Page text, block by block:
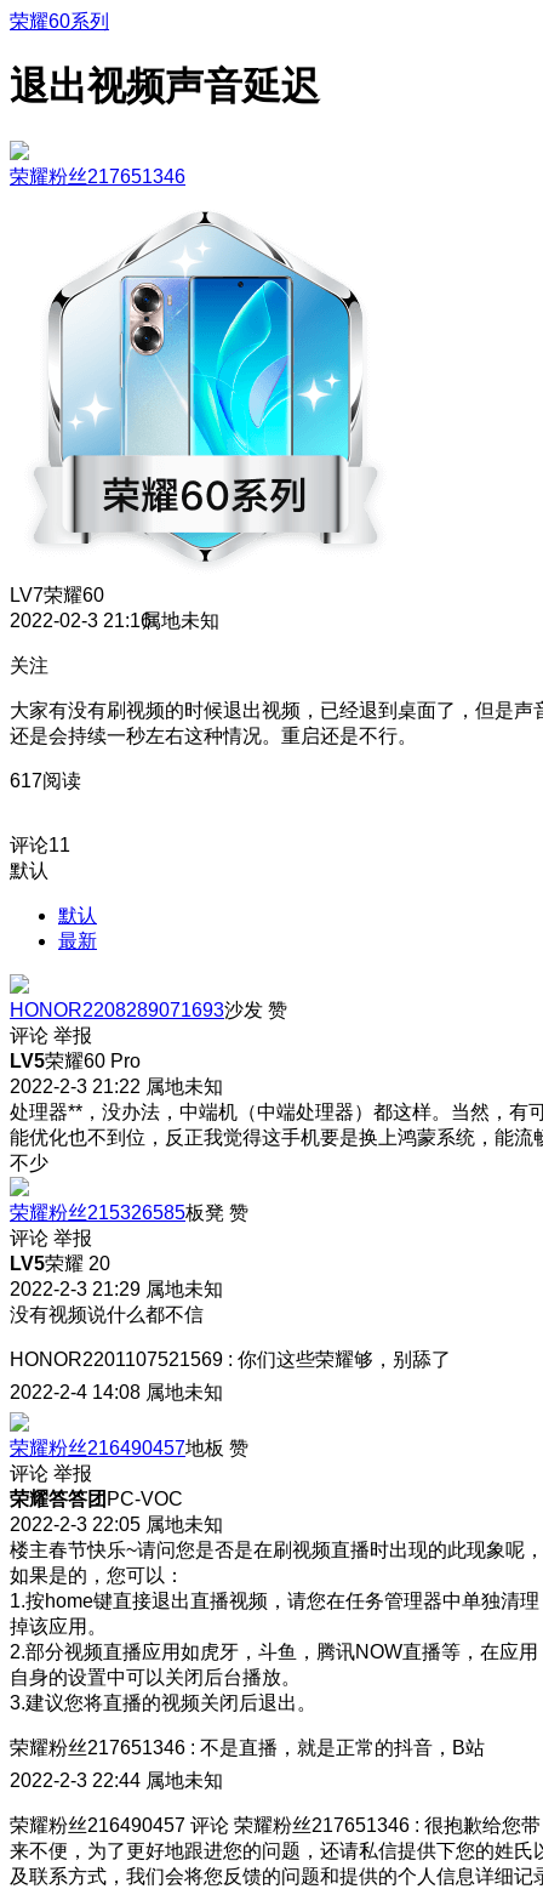
荣耀60系列
退出视频声音延迟
荣耀粉丝217651346
LV7荣耀60
2022-02-3 21:16属地未知
关注
大家有没有刷视频的时候退出视频，已经退到桌面了，但是声
还是会持续一秒左右这种情况。重启还是不行。
617阅读
评论11
默认
默认
最新
HONOR2208289071693沙发 赞
评论 举报
LV5荣耀60 Pro
2022-2-3 21:22 属地未知
处理器**，没办法，中端机（中端处理器）都这样。当然，有
能优化也不到位，反正我觉得这手机要是换上鸿蒙系统，能流
不少
荣耀粉丝215326585板凳 赞
评论 举报
LV5荣耀 20
2022-2-3 21:29 属地未知
没有视频说什么都不信
HONOR2201107521569 : 你们这些荣耀够，别舔了
2022-2-4 14:08 属地未知
荣耀粉丝216490457地板 赞
评论 举报
荣耀答答团 PC-VOC
2022-2-3 22:05 属地未知
楼主春节快乐~请问您是否是在刷视频直播时出现的此现象呢，
如果是的，您可以：
1.按home键直接退出直播视频，请您在任务管理器中单独清理
掉该应用。
2.部分视频直播应用如虎牙，斗鱼，腾讯NOW直播等，在应用
自身的设置中可以关闭后台播放。
3.建议您将直播的视频关闭后退出。
荣耀粉丝217651346 : 不是直播，就是正常的抖音，B站
2022-2-3 22:44 属地未知
荣耀粉丝216490457 评论 荣耀粉丝217651346 : 很抱歉给您带
来不便，为了更好地跟进您的问题，还请私信提供下您的姓氏
及联系方式，我们会将您反馈的问题和提供的个人信息详细记